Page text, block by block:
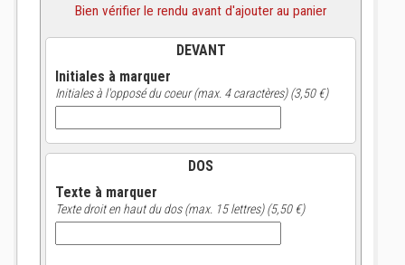
Bien vérifier le rendu avant d'ajouter au panier
DEVANT
Initiales à marquer
Initiales à l'opposé du coeur (max. 4 caractères) (3,50 €)
DOS
Texte à marquer
Texte droit en haut du dos (max. 15 lettres) (5,50 €)